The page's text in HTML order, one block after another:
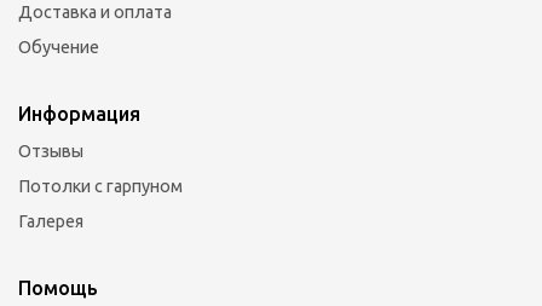
Доставка и оплата
Обучение
Информация
Отзывы
Потолки с гарпуном
Галерея
Помощь